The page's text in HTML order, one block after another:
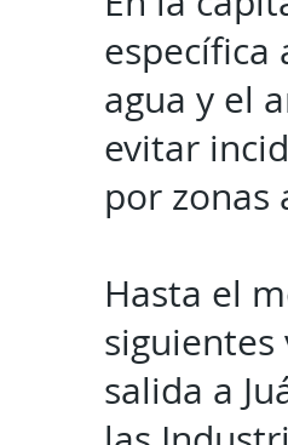
específica
agua y el
evitar
por zonas
Hasta el
siguientes
salida a